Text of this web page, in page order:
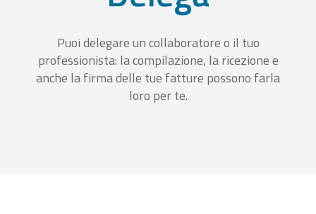
Puoi delegare un collaboratore o il tuo
professionista: la compilazione, la ricezione e
anche la firma delle tue fatture possono farla
loro per te.